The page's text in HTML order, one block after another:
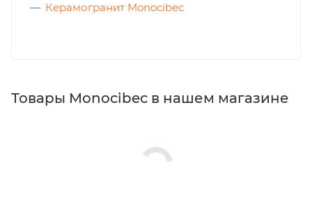
Керамогранит Monocibec
Товары Monocibec в нашем магазине